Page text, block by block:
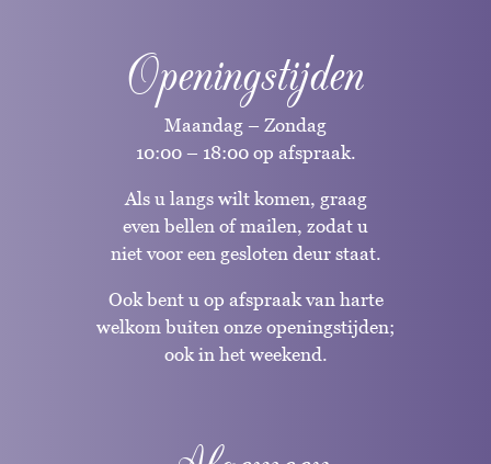
Openingstijden
Maandag – Zondag
10:00 – 18:00 op afspraak.
Als u langs wilt komen, graag
even bellen of mailen, zodat u
niet voor een gesloten deur staat.
Ook bent u op afspraak van harte
welkom buiten onze openingstijden;
ook in het weekend.